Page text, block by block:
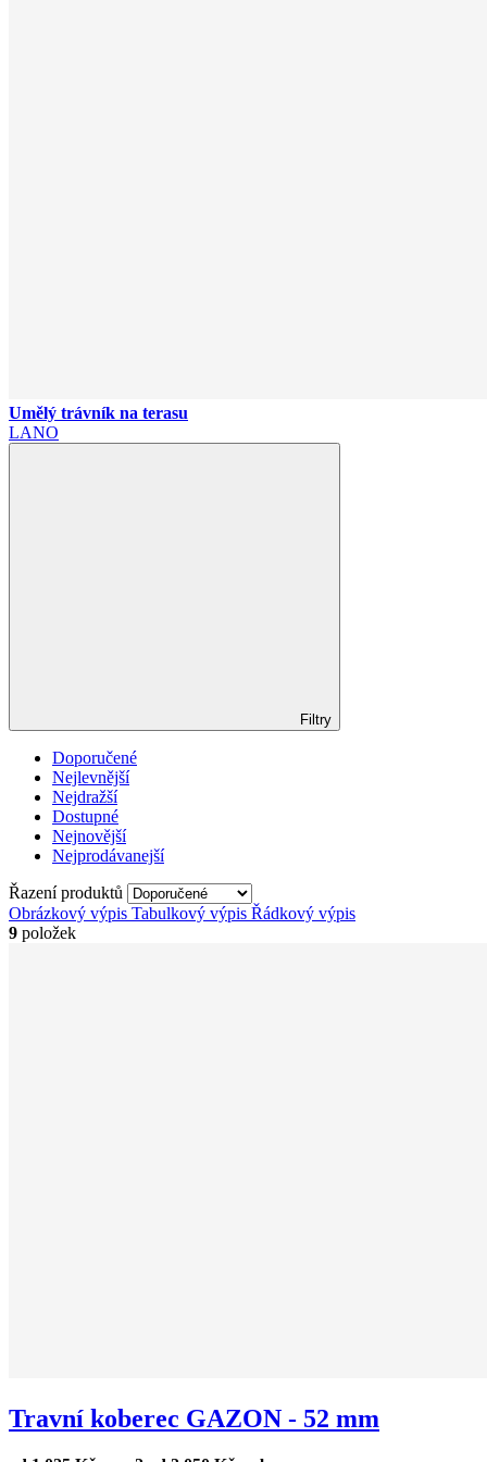
Umělý trávník na terasu
LANO
Filtry
Doporučené
Nejlevnější
Nejdražší
Dostupné
Nejnovější
Nejprodávanejší
Řazení produktů
Obrázkový výpis Tabulkový výpis Řádkový výpis
9 položek
Travní koberec GAZON - 52 mm